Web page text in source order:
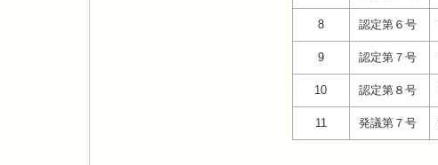
8 認定第６号
9 認定第７号
10 認定第８号
11 発議第７号